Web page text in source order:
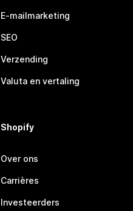
E-mailmarketing
SEO
Verzending
Valuta en vertaling
Shopify
Over ons
Carrières
Investeerders